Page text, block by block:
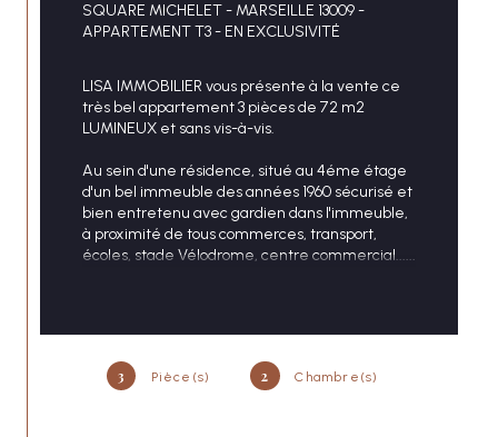
3 Pièce(s) 2 Chambre(s)
SQUARE MICHELET - MARSEILLE 13009 -
APPARTEMENT T3 - EN EXCLUSIVITÉ
LISA IMMOBILIER vous présente à la vente ce
très bel appartement 3 pièces de 72 m2
LUMINEUX et sans vis-à-vis.
Au sein d'une résidence, situé au 4éme étage
d'un bel immeuble des années 1960 sécurisé et
bien entretenu avec gardien dans l'immeuble,
à proximité de tous commerces, transport,
écoles, stade Vélodrome, centre commercial......
entrée qui donne sur le séjour lumineux 21 m2
première chambre 11 m2 donnant aussi sur la
terrasse et d'une seconde grande chambre